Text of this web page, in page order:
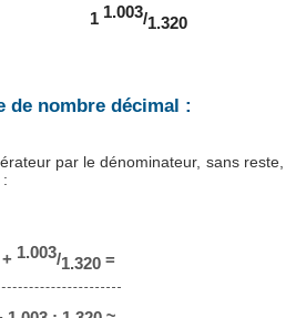
1 1.003/1.320
de nombre décimal :
par le dénominateur, sans reste,
+ 1.003/1.320 =